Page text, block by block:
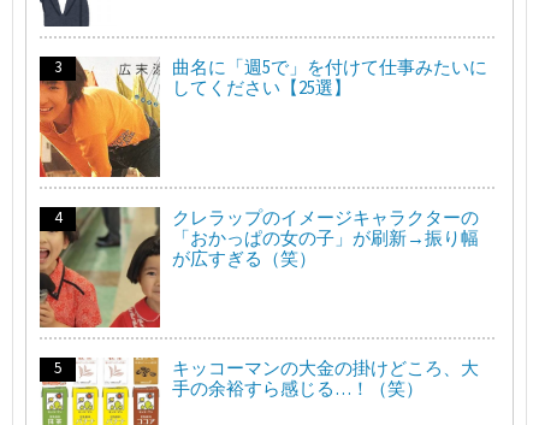
曲名に「週5で」を付けて仕事みたいに
してください【25選】
クレラップのイメージキャラクターの
「おかっぱの女の子」が刷新→振り幅
が広すぎる（笑）
キッコーマンの大金の掛けどころ、大
手の余裕すら感じる…！（笑）